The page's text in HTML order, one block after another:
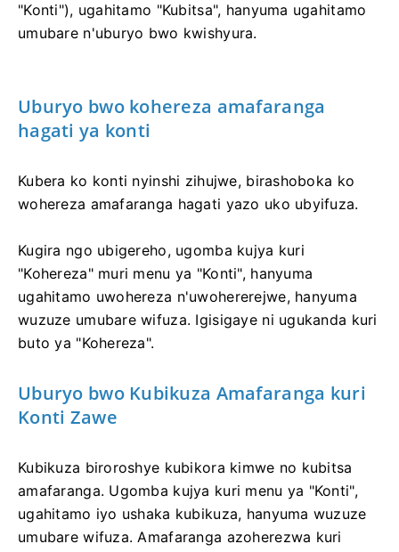
"Konti"), ugahitamo "Kubitsa", hanyuma ugahitamo
umubare n'uburyo bwo kwishyura.
Uburyo bwo kohereza amafaranga
hagati ya konti
Kubera ko konti nyinshi zihujwe, birashoboka ko
wohereza amafaranga hagati yazo uko ubyifuza.
Kugira ngo ubigereho, ugomba kujya kuri
"Kohereza" muri menu ya "Konti", hanyuma
ugahitamo uwohereza n'uwohererejwe, hanyuma
wuzuze umubare wifuza. Igisigaye ni ugukanda kuri
buto ya "Kohereza".
Uburyo bwo Kubikuza Amafaranga kuri
Konti Zawe
Kubikuza biroroshye kubikora kimwe no kubitsa
amafaranga. Ugomba kujya kuri menu ya "Konti",
ugahitamo iyo ushaka kubikuza, hanyuma wuzuze
umubare wifuza. Amafaranga azoherezwa kuri